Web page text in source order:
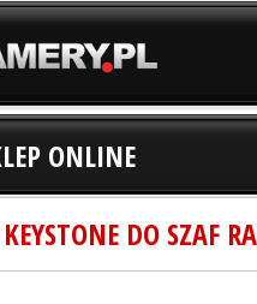
ONLINE
DO SZAF